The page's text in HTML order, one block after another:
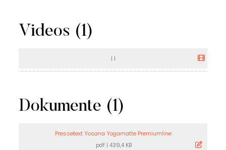
Videos (1)
| |
Dokumente (1)
Pressetext Yosana Yogamatte Premiumline
.pdf| 439,4 KB